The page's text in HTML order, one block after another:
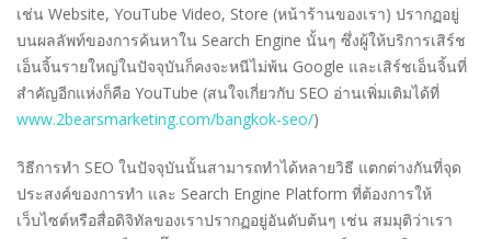
เช่น Website, YouTube Video, Store (หน้าร้านของเรา) ปรากฏอยู่
บนผลลัพท์ของการค้นหาใน Search Engine นั้นๆ ซึ่งผู้ให้บริการเสิร์ช
เอ็นจิ้นรายใหญ่ในปัจจุบันก็คงจะหนีไม่พ้น Google และเสิร์ชเอ็นจิ้นที่
สำคัญอีกแห่งก็คือ YouTube (สนใจเกี่ยวกับ SEO อ่านเพิ่มเติมได้ที่
www.2bearsmarketing.com/bangkok-seo/)
วิธีการทำ SEO ในปัจจุบันนั้นสามารถทำได้หลายวิธี แตกต่างกันที่จุด
ประสงค์ของการทำ และ Search Engine Platform ที่ต้องการให้
เว็บไซต์หรือสื่อดิจิทัลของเราปรากฏอยู่อันดับต้นๆ เช่น สมมุติว่าเรา